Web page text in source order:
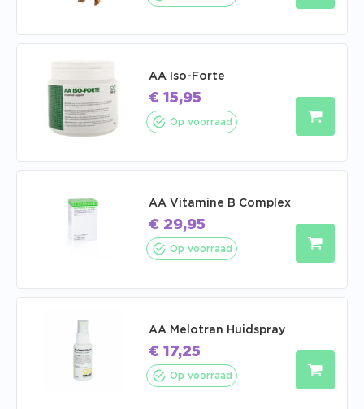
AA Iso-Forte
€ 15,95
Op voorraad
AA Vitamine B Complex
€ 29,95
Op voorraad
AA Melotran Huidspray
€ 17,25
Op voorraad